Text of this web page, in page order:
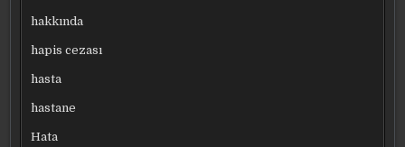
hakkında
hapis cezası
hasta
hastane
Hata